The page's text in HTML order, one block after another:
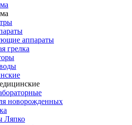
аппараты
грелка
новорожденных
Ляпко